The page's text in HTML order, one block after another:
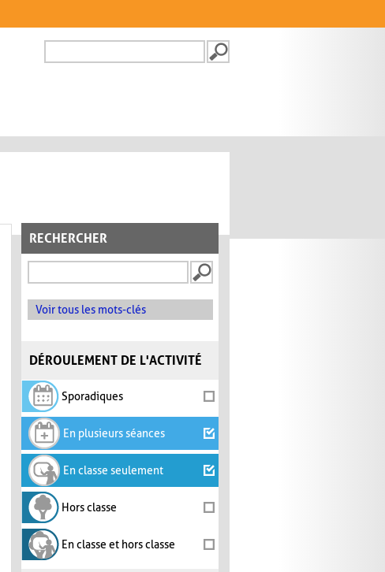
FORMULAIRE DE
RECHERCHER
Voir tous les mots-clés
DÉROULEMENT DE L'ACTIVITÉ
Sporadiques
En plusieurs séances
En classe seulement
Hors classe
En classe et hors classe